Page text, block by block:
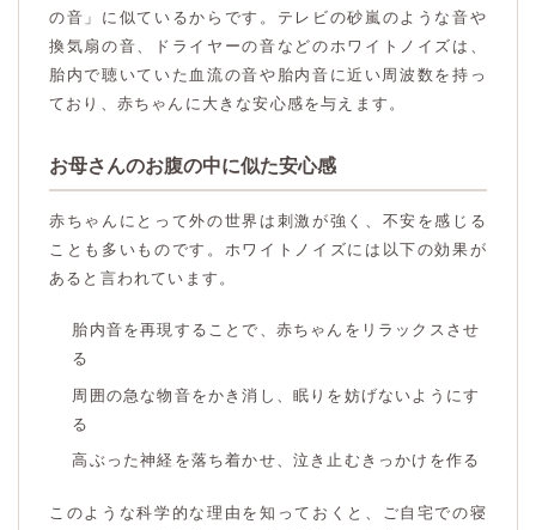
の音」に似ているからです。テレビの砂嵐のような音や
換気扇の音、ドライヤーの音などのホワイトノイズは、
胎内で聴いていた血流の音や胎内音に近い周波数を持っ
ており、赤ちゃんに大きな安心感を与えます。
お母さんのお腹の中に似た安心感
赤ちゃんにとって外の世界は刺激が強く、不安を感じる
ことも多いものです。ホワイトノイズには以下の効果が
あると言われています。
胎内音を再現することで、赤ちゃんをリラックスさせ
る
周囲の急な物音をかき消し、眠りを妨げないようにす
る
高ぶった神経を落ち着かせ、泣き止むきっかけを作る
このような科学的な理由を知っておくと、ご自宅での寝